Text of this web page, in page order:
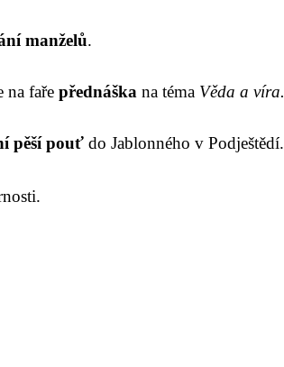
manželů.
na faře přednáška na téma Věda a víra.
pěší pouť do Jablonného v Podještědí.